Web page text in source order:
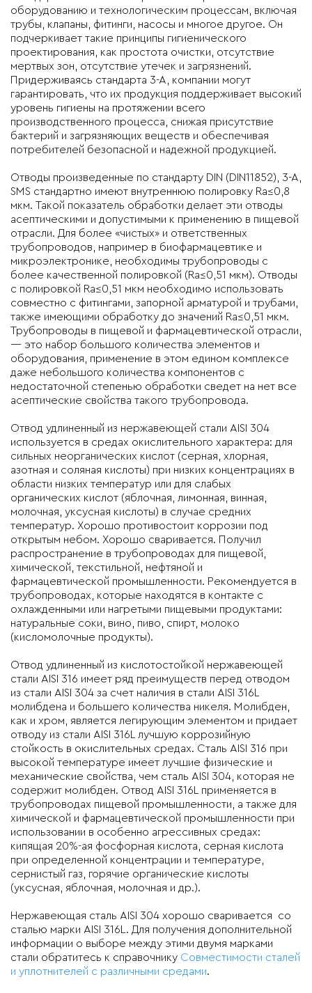
оборудованию и технологическим процессам, включая
трубы, клапаны, фитинги, насосы и многое другое. Он
подчеркивает такие принципы гигиенического
проектирования, как простота очистки, отсутствие
мертвых зон, отсутствие утечек и загрязнений.
Придерживаясь стандарта 3-А, компании могут
гарантировать, что их продукция поддерживает высокий
уровень гигиены на протяжении всего
производственного процесса, снижая присутствие
бактерий и загрязняющих веществ и обеспечивая
потребителей безопасной и надежной продукцией.
Отводы произведенные по стандарту DIN (DIN11852), 3-A,
SMS стандартно имеют внутреннюю полировку Ra≤0,8
мкм. Такой показатель обработки делает эти отводы
асептическими и допустимыми к применению в пищевой
отрасли. Для более «чистых» и ответственных
трубопроводов, например в биофармацевтике и
микроэлектронике, необходимы трубопроводы с
более качественной полировкой (Ra≤0,51 мкм). Отводы
с полировкой Ra≤0,51 мкм необходимо использовать
совместно с фитингами, запорной арматурой и трубами,
также имеющими обработку до значений Ra≤0,51 мкм.
Трубопроводы в пищевой и фармацевтической отрасли,
— это набор большого количества элементов и
оборудования, применение в этом едином комплексе
даже небольшого количества компонентов с
недостаточной степенью обработки сведет на нет все
асептические свойства такого трубопровода.
Отвод удлиненный из нержавеющей стали AISI 304
используется в средах окислительного характера: для
сильных неорганических кислот (серная, хлорная,
азотная и соляная кислоты) при низких концентрациях в
области низких температур или для слабых
органических кислот (яблочная, лимонная, винная,
молочная, уксусная кислоты) в случае средних
температур. Хорошо противостоит коррозии под
открытым небом. Хорошо сваривается. Получил
распространение в трубопроводах для пищевой,
химической, текстильной, нефтяной и
фармацевтической промышленности. Рекомендуется в
трубопроводах, которые находятся в контакте с
охлажденными или нагретыми пищевыми продуктами:
натуральные соки, вино, пиво, спирт, молоко
(кисломолочные продукты).
Отвод удлиненный из кислотостойкой нержавеющей
стали AISI 316 имеет ряд преимуществ перед отводом
из стали AISI 304 за счет наличия в стали AISI 316L
молибдена и большего количества никеля. Молибден,
как и хром, является легирующим элементом и придает
отводу из стали AISI 316L лучшую коррозийную
стойкость в окислительных средах. Сталь AISI 316 при
высокой температуре имеет лучшие физические и
механические свойства, чем сталь AISI 304, которая не
содержит молибден. Отвод AISI 316L применяется в
трубопроводах пищевой промышленности, а также для
химической и фармацевтической промышленности при
использовании в особенно агрессивных средах:
кипящая 20%-ая фосфорная кислота, серная кислота
при определенной концентрации и температуре,
сернистый газ, горячие органические кислоты
(уксусная, яблочная, молочная и др.).
Нержавеющая сталь AISI 304 хорошо сваривается со
сталью марки AISI 316L. Для получения дополнительной
информации о выборе между этими двумя марками
стали обратитесь к справочнику Совместимости сталей
и уплотнителей с различными средами.